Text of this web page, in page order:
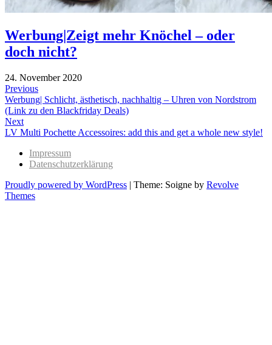
Werbung|Zeigt mehr Knöchel – oder
doch nicht?
24. November 2020
Beitragsnavigation
Previous
Previous
post:
Werbung| Schlicht, ästhetisch, nachhaltig – Uhren von Nordstrom
(Link zu den Blackfriday Deals)
Next
Next
LV Multi Pochette Accessoires: add this and get a whole new style!
Impressum
Datenschutzerklärung
Proudly powered by WordPress | Theme: Soigne by Revolve
Themes